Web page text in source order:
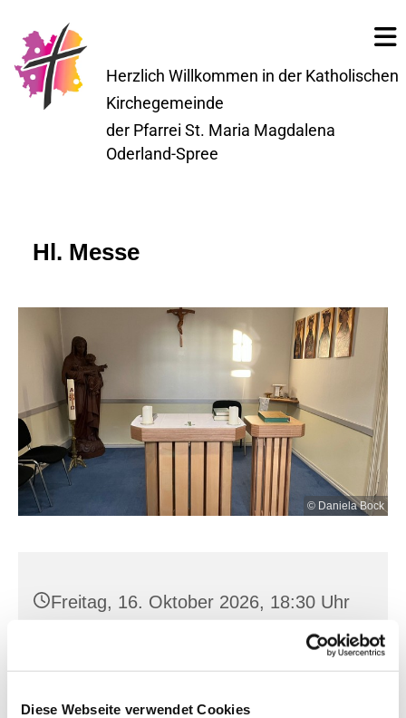
Diese Webseite verwendet Cookies
Herzlich Willkommen in der Katholischen
Kirchegemeinde
der Pfarrei St. Maria Magdalena
Oderland-Spree
Hl. Messe
© Daniela Bock
Freitag, 16. Oktober 2026, 18:30 Uhr
St. Joh. Baptist, Seilerplatz 2, 15517
Fürstenwalde/Spree